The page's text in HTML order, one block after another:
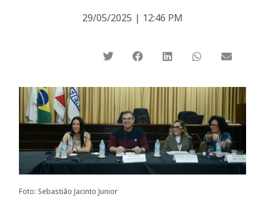
29/05/2025 | 12:46 PM
Foto: Sebastião Jacinto Junior